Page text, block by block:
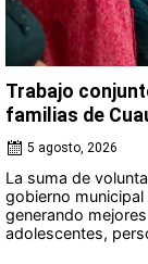
Trabajo
familias de
5 agosto, 2026
La suma de
gobierno
generando
adolescentes,